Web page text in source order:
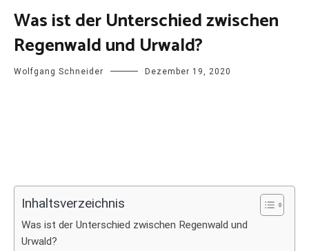
Was ist der Unterschied zwischen
Regenwald und Urwald?
Wolfgang Schneider Dezember 19, 2020
Inhaltsverzeichnis
Was ist der Unterschied zwischen Regenwald und
Urwald?